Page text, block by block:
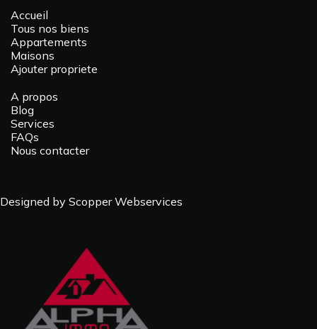
Accueil
Tous nos biens
Appartements
Maisons
Ajouter propriete
A propos
Blog
Services
FAQs
Nous contacter
Designed by Scopper Webservices